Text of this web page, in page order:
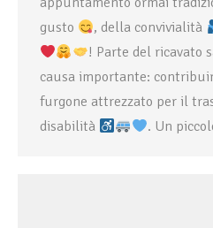
gusto
, della convivialità
! Parte del ricavato
causa importante:
furgone attrezzato per il
disabilità
. Un